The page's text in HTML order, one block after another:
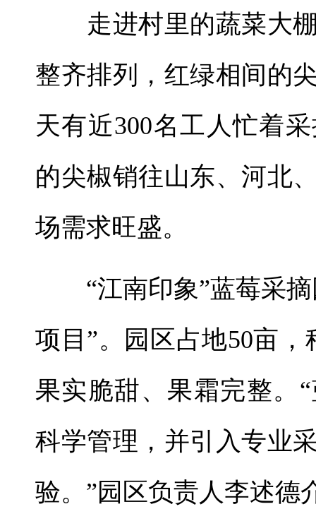
走进村里的蔬菜大棚
整齐排列，红绿相间的
天有近300名工人忙着
的尖椒销往山东、河北
场需求旺盛。
“江南印象”蓝莓采摘
项目”。园区占地50亩
果实脆甜、果霜完整。
科学管理，并引入专业
验。”园区负责人李述德